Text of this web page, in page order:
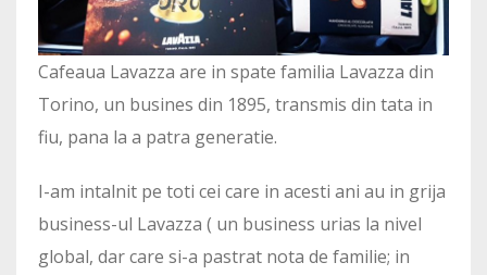
Cafeaua Lavazza are in spate familia Lavazza din
Torino, un busines din 1895, transmis din tata in
fiu, pana la a patra generatie.
I-am intalnit pe toti cei care in acesti ani au in grija
business-ul Lavazza ( un business urias la nivel
global, dar care si-a pastrat nota de familie; in